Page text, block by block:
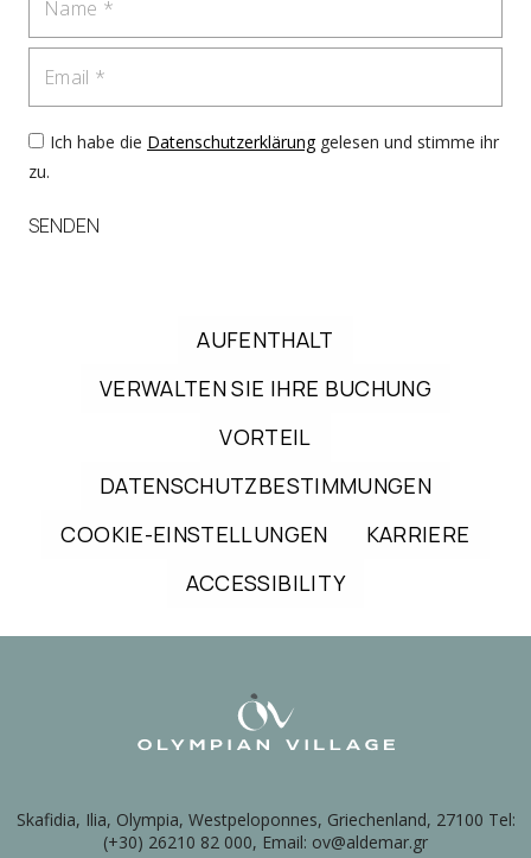
Ich habe die Datenschutzerklärunggelesen und stimme ihr
zu.
SENDEN
AUFENTHALT
VERWALTEN SIE IHRE BUCHUNG
VORTEIL
DATENSCHUTZBESTIMMUNGEN
COOKIE-EINSTELLUNGEN
KARRIERE
ACCESSIBILITY
Skafidia, Ilia, Olympia, Westpeloponnes, Griechenland, 27100 Tel:
(+30) 26210 82 000, Email: ov@aldemar.gr